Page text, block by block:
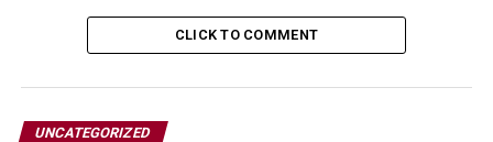
CLICK TO COMMENT
UNCATEGORIZED